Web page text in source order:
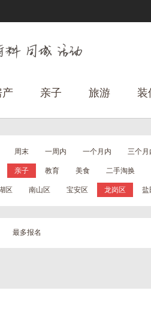
产 亲子 旅游 装
周末 一周内 一个月内 三个月
亲子 教育 美食 二手淘换
区 南山区 宝安区 龙岗区 盐
最多报名